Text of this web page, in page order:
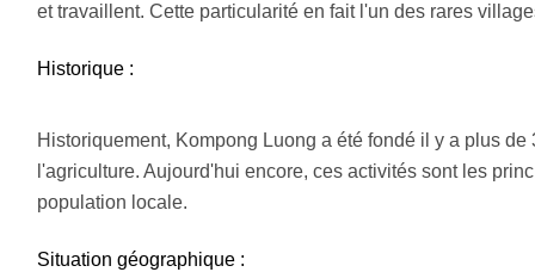
et travaillent. Cette particularité en fait l'un des rares
Historique :
Historiquement, Kompong Luong a été fondé il y a plus
l'agriculture. Aujourd'hui encore, ces activités sont les
population locale.
Situation géographique :